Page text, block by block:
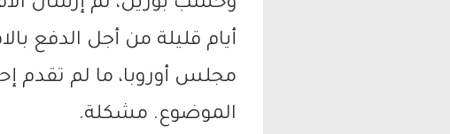
أيام قليلة من أجل الدفع
مجلس أوروبا، ما لم تقدم
الموضوع. مشكلة.